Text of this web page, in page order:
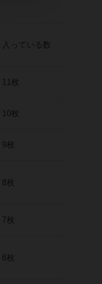
入っている数
11枚
10枚
9枚
8枚
7枚
6枚